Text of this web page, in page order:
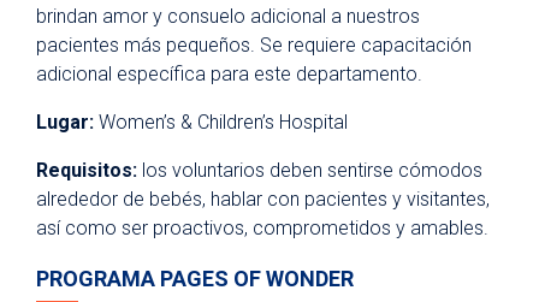
brindan amor y consuelo adicional a nuestros
pacientes más pequeños. Se requiere capacitación
adicional específica para este departamento.
Lugar: Women’s & Children’s Hospital
Requisitos: los voluntarios deben sentirse cómodos
alrededor de bebés, hablar con pacientes y visitantes,
así como ser proactivos, comprometidos y amables.
PROGRAMA PAGES OF WONDER